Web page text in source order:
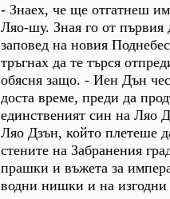
- Знаех, че ще отгатнеш
Ляо-шу. Зная го от първия
заповед на новия
тръгнах да те търся
обясня защо. - Иен Дън
доста време, преди да
единственият син на Ляо
Ляо Дзън, който плетеше
стените на Забранения
прашки и въжета за
водни нишки и на